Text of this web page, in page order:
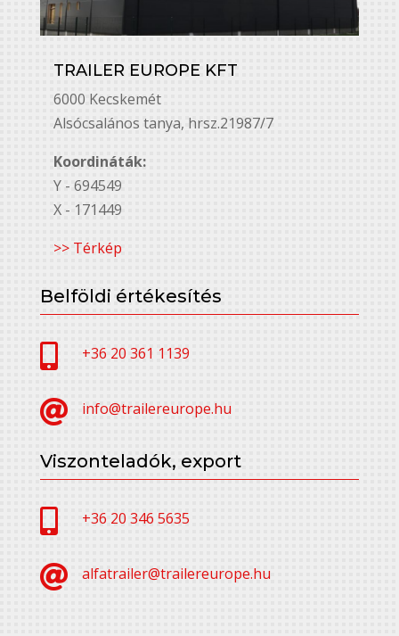
TRAILER EUROPE KFT
6000 Kecskemét
Alsó￳csalános tanya, hrsz.21987/7
Koordináták:
Y - 694549
X - 171449
>> Térkép
Belföldi értékesítés
 +36 20 361 1139
 info@trailereurope.hu
Viszonteladók, export
 +36 20 346 5635
 alfatrailer@trailereurope.hu